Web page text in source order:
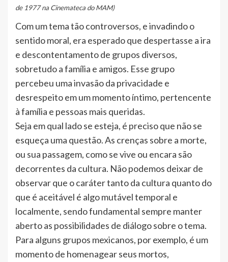
de 1977 na Cinemateca do MAM)
Com um tema tão controversos, e invadindo o
sentido moral, era esperado que despertasse a ira
e descontentamento de grupos diversos,
sobretudo a família e amigos. Esse grupo
percebeu uma invasão da privacidade e
desrespeito em um momento íntimo, pertencente
à família e pessoas mais queridas.
Seja em qual lado se esteja, é preciso que não se
esqueça uma questão. As crenças sobre a morte,
ou sua passagem, como se vive ou encara são
decorrentes da cultura. Não podemos deixar de
observar que o caráter tanto da cultura quanto do
que é aceitável é algo mutável temporal e
localmente, sendo fundamental sempre manter
aberto as possibilidades de diálogo sobre o tema.
Para alguns grupos mexicanos, por exemplo, é um
momento de homenagear seus mortos,